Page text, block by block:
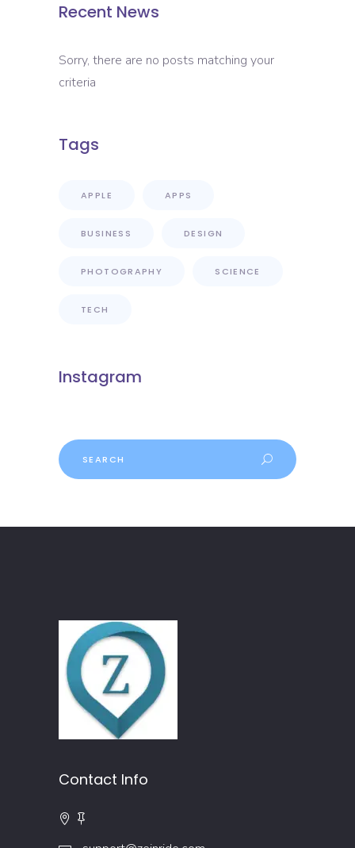
Recent News
Sorry, there are no posts matching your
criteria
Tags
APPLE APPS
BUSINESS DESIGN
PHOTOGRAPHY SCIENCE
TECH
Instagram
Search
Contact Info